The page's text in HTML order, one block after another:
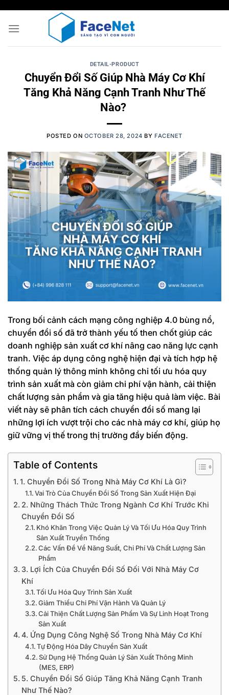
content
DETAIL-PRODUCT
Chuyển Đổi Số Giúp Nhà Máy Cơ Khí
Tăng Khả Năng Cạnh Tranh Như Thế
Nào?
POSTED ON OCTOBER 28, 2024 BY FACENET
Trong bối cảnh cách mạng công nghiệp 4.0 bùng nổ,
chuyển đổi số đã trở thành yếu tố then chốt giúp các
doanh nghiệp sản xuất cơ khí nâng cao năng lực cạnh
tranh. Việc áp dụng công nghệ hiện đại và tích hợp hệ
thống quản lý thông minh không chỉ tối ưu hóa quy
trình sản xuất mà còn giảm chi phí vận hành, cải thiện
chất lượng sản phẩm và gia tăng hiệu quả làm việc. Bài
viết này sẽ phân tích cách chuyển đổi số mang lại
những lợi ích vượt trội cho các nhà máy cơ khí, giúp họ
giữ vững vị thế trong thị trường đầy biến động.
Table of Contents
1. Chuyển Đổi Số Trong Nhà Máy Cơ Khí Là Gì?
Vai Trò Của Chuyển Đổi Số Trong Sản Xuất Hiện Đại
2. Những Thách Thức Trong Ngành Cơ Khí Trước Khi
Chuyển Đổi Số
Khó Khăn Trong Việc Quản Lý Và Tối Ưu Hóa Quy Trình
Sản Xuất Truyền Thống
Các Vấn Đề Về Năng Suất, Chi Phí Và Chất Lượng Sản
Phẩm
3. Lợi Ích Của Chuyển Đổi Số Đối Với Nhà Máy Cơ
Khí
Tối Ưu Hóa Quy Trình Sản Xuất
Giảm Thiểu Chi Phí Vận Hành Và Quản Lý
Cải Thiện Chất Lượng Sản Phẩm Và Sự Linh Hoạt Trong
Sản Xuất
4. Ứng Dụng Công Nghệ Số Trong Nhà Máy Cơ Khí
Tự Động Hóa Dây Chuyền Sản Xuất
Sử Dụng Hệ Thống Quản Lý Sản Xuất Thông Minh
(MES, ERP)
5. Chuyển Đổi Số Giúp Tăng Khả Năng Cạnh Tranh
Như Thế Nào?